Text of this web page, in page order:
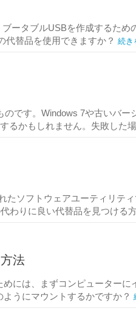
ータブルUSBを作成するため
代替品を使用できますか？ 続き
のです。Windows 7や古いバー
るかもしれません。失敗した
たソフトウェアユーティリテ
わりに良い代替品を見つける
法
には、まずコンピューターに
うにマウントするかですか？